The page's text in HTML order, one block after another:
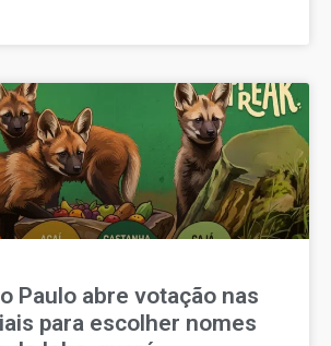
Paulo abre votação nas
para escolher nomes